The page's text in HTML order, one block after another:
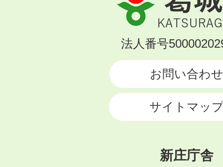
城
市
KATSURAGI
法人番号
お問い合わせ
サイトマッ
新庄庁舎